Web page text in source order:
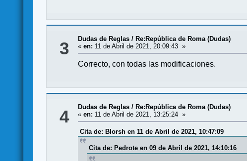
3 Dudas de Reglas /Re:República de Roma (Dudas)
«en: 11 de Abril de 2021, 20:09:43 »
Correcto, con todas las modificaciones.
4 Dudas de Reglas /Re:República de Roma (Dudas)
«en: 11 de Abril de 2021, 13:25:24 »
Cita de: Blorsh en 11 de Abril de 2021, 10:47:09
Cita de: Pedrote en 09 de Abril de 2021, 14:10:16